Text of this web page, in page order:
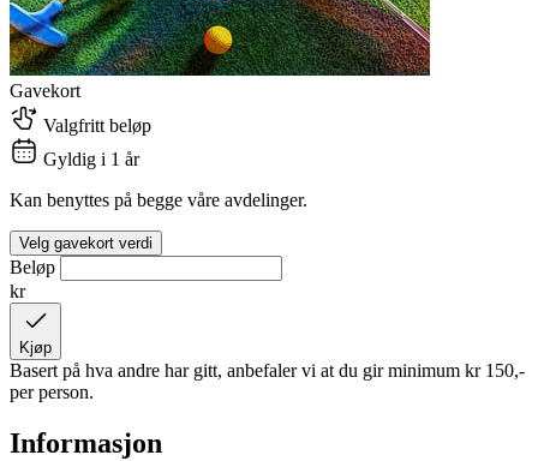
Gavekort
Valgfritt beløp
Gyldig i 1 år
Kan benyttes på begge våre avdelinger.
Velg gavekort verdi
Beløp
kr
Kjøp
Basert på hva andre har gitt, anbefaler vi at du gir minimum kr 150,-
per person.
Informasjon